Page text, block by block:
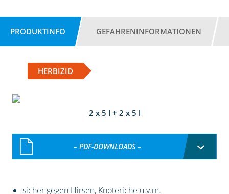
PRODUKTINFO GEFAHRENINFORMATIONEN
HERBIZID
2 x 5 l + 2 x 5 l
– PDF-DOWNLOADS –
sicher gegen Hirsen, Knöteriche u.v.m.